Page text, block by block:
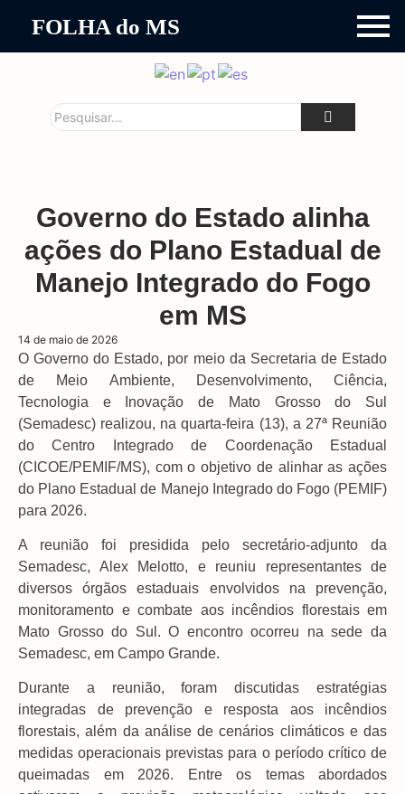
FOLHA do MS
Governo do Estado alinha
ações do Plano Estadual de
Manejo Integrado do Fogo
em MS
14 de maio de 2026
O Governo do Estado, por meio da Secretaria de Estado
de Meio Ambiente, Desenvolvimento, Ciência,
Tecnologia e Inovação de Mato Grosso do Sul
(Semadesc) realizou, na quarta-feira (13), a 27ª Reunião
do Centro Integrado de Coordenação Estadual
(CICOE/PEMIF/MS), com o objetivo de alinhar as ações
do Plano Estadual de Manejo Integrado do Fogo (PEMIF)
para 2026.
A reunião foi presidida pelo secretário-adjunto da
Semadesc, Alex Melotto, e reuniu representantes de
diversos órgãos estaduais envolvidos na prevenção,
monitoramento e combate aos incêndios florestais em
Mato Grosso do Sul. O encontro ocorreu na sede da
Semadesc, em Campo Grande.
Durante a reunião, foram discutidas estratégias
integradas de prevenção e resposta aos incêndios
florestais, além da análise de cenários climáticos e das
medidas operacionais previstas para o período crítico de
queimadas em 2026. Entre os temas abordados